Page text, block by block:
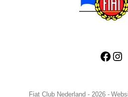
Fiat Club Nederland - 2026 -